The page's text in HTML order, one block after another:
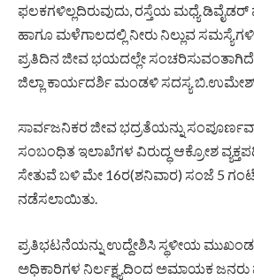
ಫಲಕಗಳಿಲ್ಲದಿರುವುದು, ರಸ್ತೆಯ ಮಧ್ಯೆ ಡಿವೈಡರ್
ಹಾಗೂ ಮಳೆಗಾಲದಲ್ಲಿ ನೀರು ನಿಲ್ಲುವ
ಪ್ರತಿದಿನ ಜೀವ ಭಯದಲ್ಲೇ
ಜಿಲ್ಲಾ ಕಾರ್ಯದರ್ಶಿ ಮಂಡಳಿ ಸದಸ್ಯ
ಸಾರ್ವಜನಿಕರ ಜೀವ ಭದ್ರತೆಯನ್ನು
ಸಂಬಂಧಿತ ಇಲಾಖೆಗಳ ವಿರುದ್ಧ ಆಕ್ರೋಶ
ಸೇತುವೆ ಬಳಿ ಮೇ 16ರ(ಶನಿವಾರ) ಸಂಜೆ 5
ನಡೆಸಲಾಯಿತು.
ಪ್ರತಿಭಟನೆಯನ್ನು ಉದ್ದೇಶಿಸಿ ಸ್ಥಳೀಯ
ಅಧಿಕಾರಿಗಳ ನಿರ್ಲಕ್ಷ್ಯದಿಂದ ಅಮಾಯಕ ಜನರು